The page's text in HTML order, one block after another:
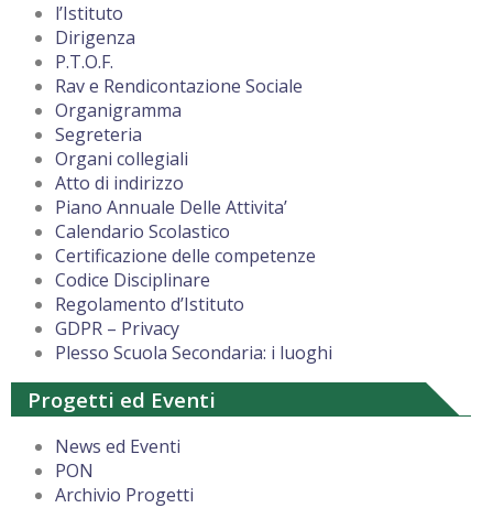
l’Istituto
Dirigenza
P.T.O.F.
Rav e Rendicontazione Sociale
Organigramma
Segreteria
Organi collegiali
Atto di indirizzo
Piano Annuale Delle Attivita’
Calendario Scolastico
Certificazione delle competenze
Codice Disciplinare
Regolamento d’Istituto
GDPR – Privacy
Plesso Scuola Secondaria: i luoghi
Progetti ed Eventi
News ed Eventi
PON
Archivio Progetti